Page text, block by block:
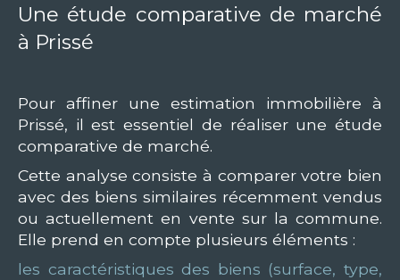
Une étude comparative de marché
à Prissé
Pour affiner une estimation immobilière à
Prissé, il est essentiel de réaliser une étude
comparative de marché.
Cette analyse consiste à comparer votre bien
avec des biens similaires récemment vendus
ou actuellement en vente sur la commune.
Elle prend en compte plusieurs éléments :
les caractéristiques des biens (surface, type,